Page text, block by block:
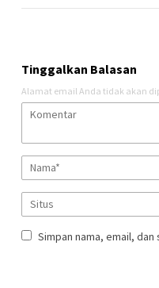
Tinggalkan Balasan
Alamat email Anda tidak akan
Simpan nama, email,